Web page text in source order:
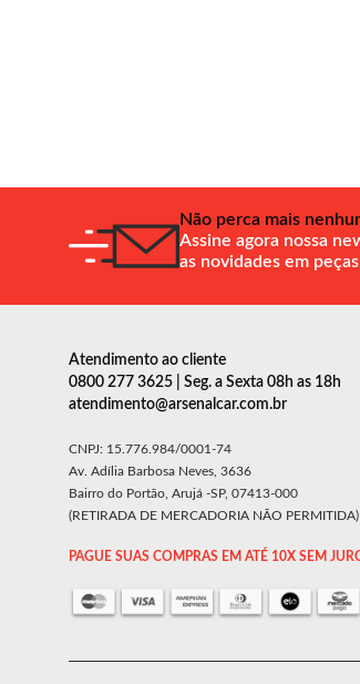
Não perca mais
Assine agora nossa
as novidades em
Atendimento ao cliente
0800 277 3625 | Seg. a Sexta 08h as 18h
atendimento@arsenalcar.com.br
CNPJ: 15.776.984/0001-74
Av. Adília Barbosa Neves, 3636
Bairro do Portão, Arujá -SP, 07413-000
(RETIRADA DE MERCADORIA NÃO PERMITIDA)
PAGUE SUAS COMPRAS EM ATÉ 10X SEM